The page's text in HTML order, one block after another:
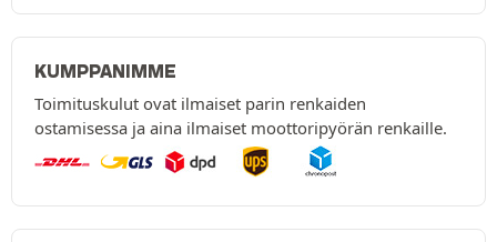
KUMPPANIMME
Toimituskulut ovat ilmaiset parin renkaiden
ostamisessa ja aina ilmaiset moottoripyörän renkaille.